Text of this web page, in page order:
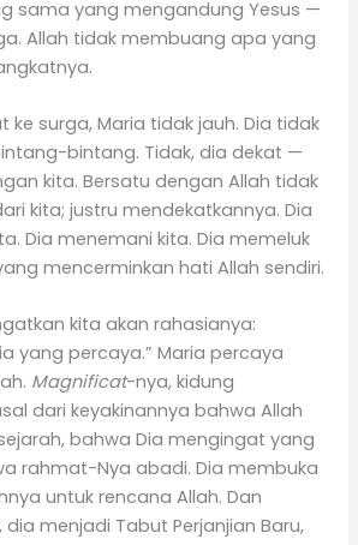
sama yang mengandung Yesus —
Allah tidak membuang apa yang
ke surga, Maria tidak jauh. Dia tidak
bintang. Tidak, dia dekat —
kita. Bersatu dengan Allah tidak
kita; justru mendekatkannya. Dia
Dia menemani kita. Dia memeluk
mencerminkan hati Allah sendiri.
kita akan rahasianya:
yang percaya.” Maria percaya
Magnificat-nya, kidung
dari keyakinannya bahwa Allah
bahwa Dia mengingat yang
rahmat-Nya abadi. Dia membuka
untuk rencana Allah. Dan
menjadi Tabut Perjanjian Baru,